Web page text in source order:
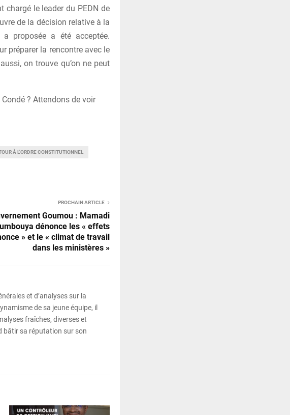
le leader du PEDN de
de la décision relative à la
proposée a été acceptée.
préparer la rencontre avec le
on trouve qu’on ne peut
? Attendons de voir
À L'ORDRE CONSTITUTIONNEL
PROCHAIN ARTICLE
Goumou : Mamadi
dénonce les « effets
» et le « climat de travail
dans les ministères »
et d’analyses sur la
de sa jeune équipe, il
fraîches, diverses et
bâtir sa réputation sur son